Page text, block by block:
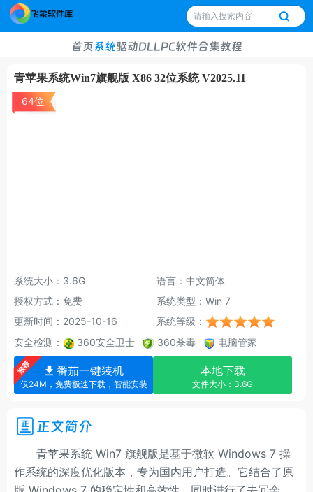
首页系统驱动DLLPC软件合集教程
青苹果系统Win7旗舰版 X86 32位系统 V2025.11
64位
系统大小：3.6G
语言：中文简体
授权方式：免费
系统类型：Win 7
更新时间：2025-10-16
系统等级：
安全检测：
360安全卫士 360杀毒 电脑管家
番茄一键装机
仅24M，免费极速下载，智能安装
本地下载
文件大小：3.6G
正文简介
青苹果系统 Win7 旗舰版是基于微软 Windows 7 操
作系统的深度优化版本，专为国内用户打造。它结合了原